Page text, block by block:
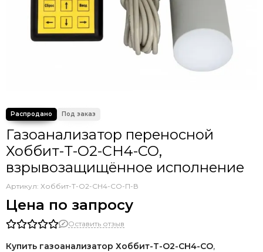
Газоанализатор переносной
Хоббит-Т-O2-CH4-CO,
взрывозащищённое исполнение
Артикул: Хоббит-Т-O2-CH4-CO-П-В
Цена по запросу
Оставить отзыв
Купить газоанализатор Хоббит-Т-O2-CH4-CO,